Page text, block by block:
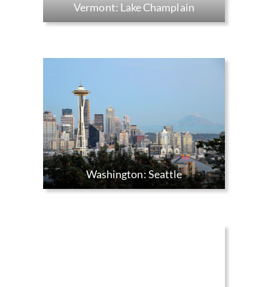
Vermont: Lake Champlain
Washington: Seattle